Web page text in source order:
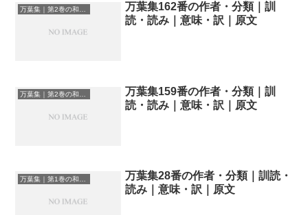
万葉集｜第2巻の和歌一覧
万葉集162番の作者・分類｜訓
読・読み｜意味・訳｜原文
万葉集159番の作者・分類｜訓
読・読み｜意味・訳｜原文
万葉集28番の作者・分類｜訓読・
読み｜意味・訳｜原文